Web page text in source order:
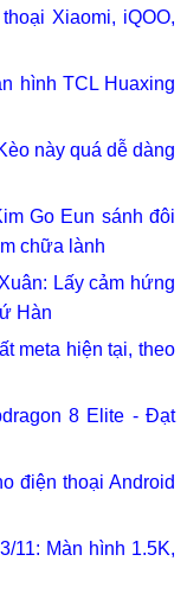
Xiaomi, iQOO,
hình TCL Huaxing
này quá dễ dàng
Go Eun sánh đôi
chữa lành
Lấy cảm hứng
Hàn
meta hiện tại, theo
8 Elite - Đạt
điện thoại Android
11: Màn hình 1.5K,